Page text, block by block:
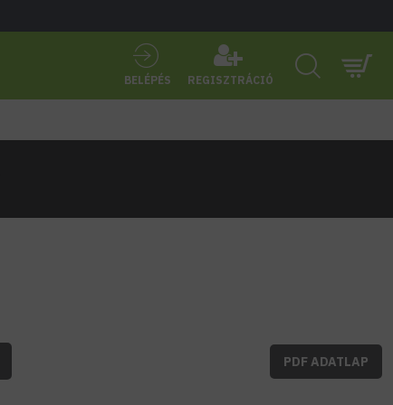
BELÉPÉS REGISZTRÁCIÓ
PDF ADATLAP